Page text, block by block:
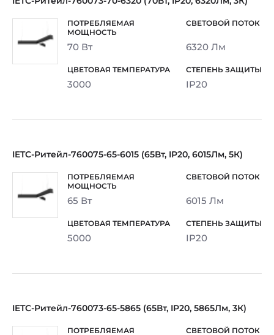
70 Вт 6320 Лм
3000 IP20
IETC-Ритейл-760075-65-6015 (65Вт, IP20, 6015Лм, 5К)
65 Вт 6015 Лм
5000 IP20
IETC-Ритейл-760073-65-5865 (65Вт, IP20, 5865Лм, 3К)